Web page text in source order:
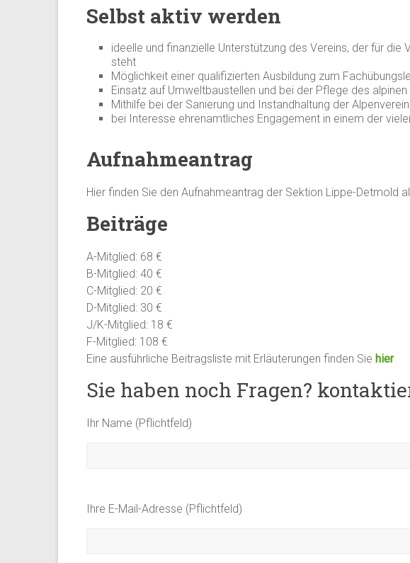
Selbst aktiv werden
ideelle und finanzielle Unterstützung des Vereins, der für
steht
Möglichkeit einer qualifizierten Ausbildung zum
Einsatz auf Umweltbaustellen und bei der Pflege des
Mithilfe bei der Sanierung und Instandhaltung der
bei Interesse ehrenamtliches Engagement in einem der
Aufnahmeantrag
Hier finden Sie den Aufnahmeantrag der Sektion Lippe-Detmold
Beiträge
A-Mitglied: 68 €
B-Mitglied: 40 €
C-Mitglied: 20 €
D-Mitglied: 30 €
J/K-Mitglied: 18 €
F-Mitglied: 108 €
Eine ausführliche Beitragsliste mit Erläuterungen finden Sie hier
Sie haben noch Fragen?
Ihr Name (Pflichtfeld)
Ihre E-Mail-Adresse (Pflichtfeld)